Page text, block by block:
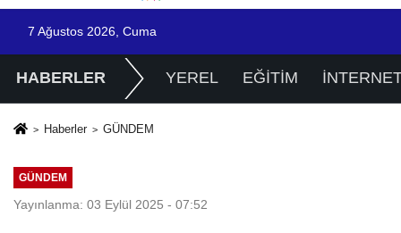
7 Ağustos 2026, Cuma
HABERLER YEREL EĞİTİM
Haberler GÜNDEM
GÜNDEM
Yayınlanma: 03 Eylül 2025 - 07:52